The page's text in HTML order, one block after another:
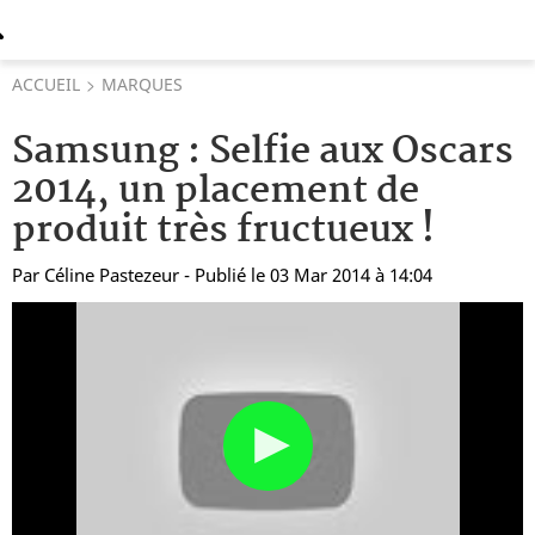
ACCUEIL MARQUES
Samsung : Selfie aux Oscars
2014, un placement de
produit très fructueux !
Par Céline Pastezeur - Publié le 03 Mar 2014 à 14:04